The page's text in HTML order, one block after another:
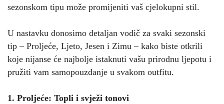
sezonskom tipu može promijeniti vaš cjelokupni stil.
U nastavku donosimo detaljan vodič za svaki sezonski
tip – Proljeće, Ljeto, Jesen i Zimu – kako biste otkrili
koje nijanse će najbolje istaknuti vašu prirodnu ljepotu i
pružiti vam samopouzdanje u svakom outfitu.
1. Proljeće: Topli i svježi tonovi